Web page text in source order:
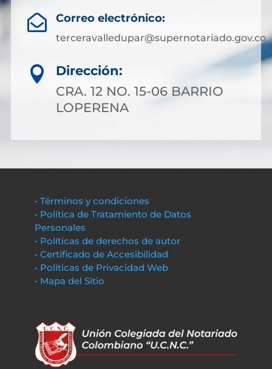
 Correo electrónico:
terceravalledupar@supernotariado.gov.co

Dirección:
CRA. 12 NO. 15-06 BARRIO
LOPERENA
• Términos y condiciones
• Política de Tratamiento de Datos
Personales
• Políticas de derechos de autor
• Certificado de Accesibilidad
• Políticas de Privacidad Web
• Mapa del Sitio